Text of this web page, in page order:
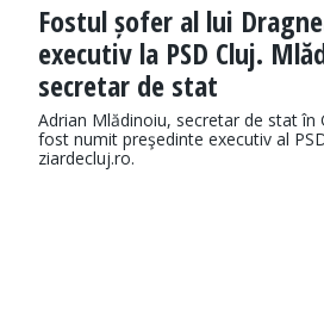
Fostul șofer al lui
executiv la PSD Cluj.
secretar de stat
Adrian Mlădinoiu, secretar de stat în
fost numit preşedinte executiv al
ziardecluj.ro.